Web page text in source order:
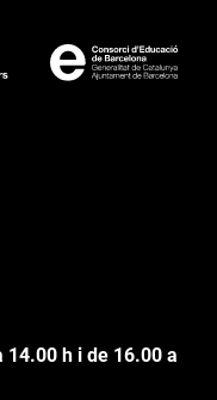
14.00 h i de 16.00 a